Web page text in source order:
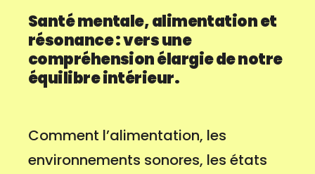
Santé mentale, alimentation et
résonance : vers une
compréhension élargie de notre
équilibre intérieur.
Comment l’alimentation, les
environnements sonores, les états